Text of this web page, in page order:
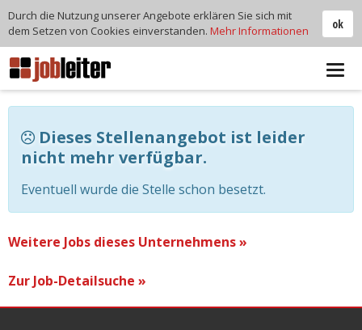
Dieses Stellenangebot ist leider
nicht mehr verfügbar.
Eventuell wurde die Stelle schon besetzt.
Weitere Jobs dieses Unternehmens »
Zur Job-Detailsuche »
ok
Durch die Nutzung unserer Angebote erklären Sie sich mit
dem Setzen von Cookies einverstanden. Mehr Informationen